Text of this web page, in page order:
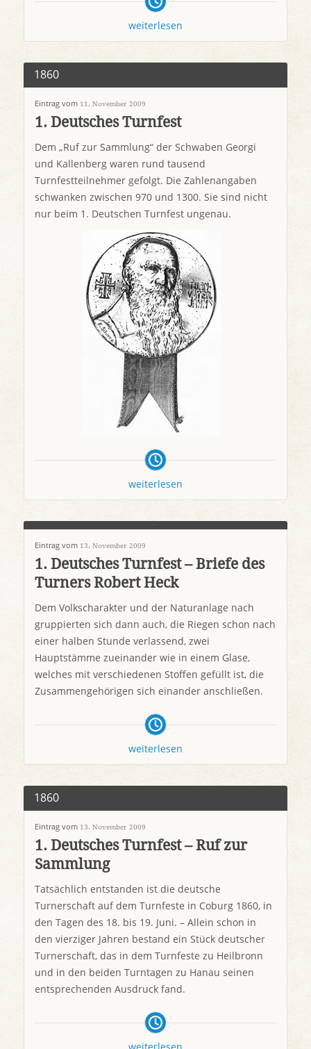
weiterlesen
1860
Eintrag vom 11. November 2009
1. Deutsches Turnfest
Dem „Ruf zur Sammlung“ der Schwaben Georgi
und Kallenberg waren rund tausend
Turnfestteilnehmer gefolgt. Die Zahlenangaben
schwanken zwischen 970 und 1300. Sie sind nicht
nur beim 1. Deutschen Turnfest ungenau.
weiterlesen
Eintrag vom 13. November 2009
1. Deutsches Turnfest – Briefe des
Turners Robert Heck
Dem Volkscharakter und der Naturanlage nach
gruppierten sich dann auch, die Riegen schon nach
einer halben Stunde verlassend, zwei
Hauptstämme zueinander wie in einem Glase,
welches mit verschiedenen Stoffen gefüllt ist, die
Zusammengehörigen sich einander anschließen.
weiterlesen
1860
Eintrag vom 13. November 2009
1. Deutsches Turnfest – Ruf zur
Sammlung
Tatsächlich entstanden ist die deutsche
Turnerschaft auf dem Turnfeste in Coburg 1860, in
den Tagen des 18. bis 19. Juni. – Allein schon in
den vierziger Jahren bestand ein Stück deutscher
Turnerschaft, das in dem Turnfeste zu Heilbronn
und in den beiden Turntagen zu Hanau seinen
entsprechenden Ausdruck fand.